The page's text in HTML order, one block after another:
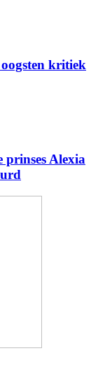
kritiek
Alexia